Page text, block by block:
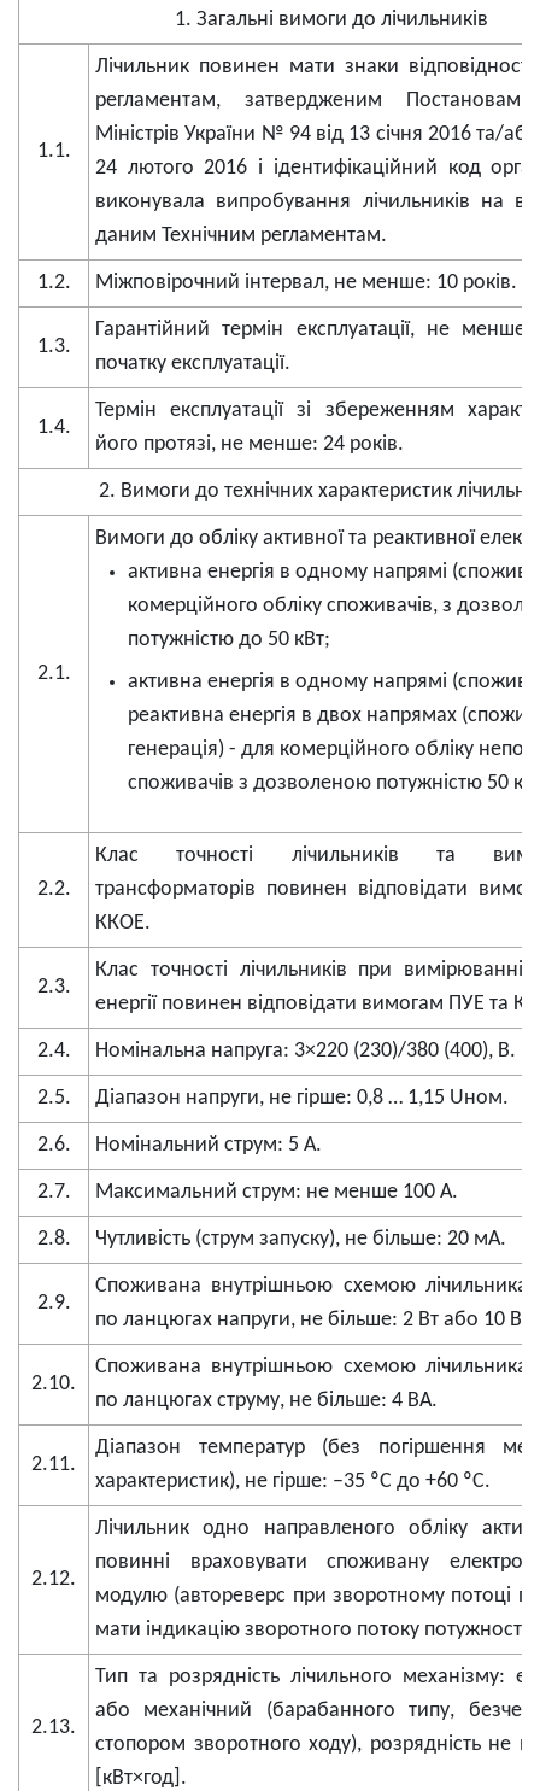
1. Загальні вимоги до лічильників
1.1.
Лічильник повинен мати знаки відповідності
регламентам, затвердженим Постановами
Міністрів України № 94 від 13 січня 2016 та/
24 лютого 2016 і ідентифікаційний код
виконувала випробування лічильників на
даним Технічним регламентам.
1.2. Міжповірочний інтервал, не менше: 10 років.
1.3.
Гарантійний термін експлуатації, не
початку експлуатації.
1.4.
Термін експлуатації зі збереженням
його протязі, не менше: 24 років.
2. Вимоги до технічних характеристик
2.1.
Вимоги до обліку активної та реактивної
активна енергія в одному напрямі
комерційного обліку споживачів, з
потужністю до 50 кВт;
активна енергія в одному напрямі
реактивна енергія в двох напрямах
генерація) - для комерційного обліку
споживачів з дозволеною потужністю 50 кВ
2.2.
Клас точності лічильників та
трансформаторів повинен відповідати
ККОЕ.
2.3.
Клас точності лічильників при вимірюванні
енергії повинен відповідати вимогам ПУЕ та
2.4. Номінальна напруга: 3×220 (230)/380 (400), В.
2.5. Діапазон напруги, не гірше: 0,8 … 1,15 Uном.
2.6. Номінальний струм: 5 А.
2.7. Максимальний струм: не менше 100 А.
2.8. Чутливість (струм запуску), не більше: 20 мА.
2.9.
Споживана внутрішньою схемою лічильника
по ланцюгах напруги, не більше: 2 Вт або 10 ВА.
2.10.
Споживана внутрішньою схемою лічильника
по ланцюгах струму, не більше: 4 ВА.
2.11.
Діапазон температур (без погіршення
характеристик), не гірше: –35 ºС до +60 ºС.
2.12.
Лічильник одно направленого обліку
повинні враховувати споживану
модулю (автореверс при зворотному потоці
мати індикацію зворотного потоку потужності.
2.13.
Тип та розрядність лічильного механізму:
або механічний (барабанного типу,
стопором зворотного ходу), розрядність не
[кВт×год].